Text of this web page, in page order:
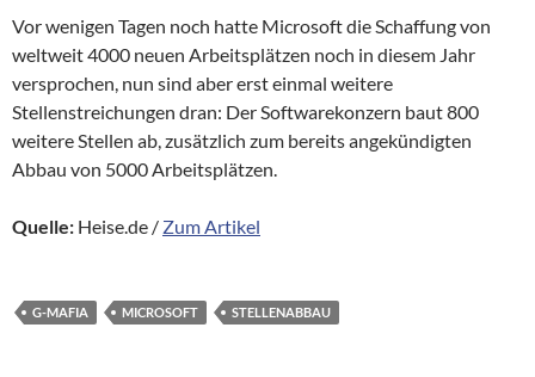
Vor wenigen Tagen noch hatte Microsoft die Schaffung von
weltweit 4000 neuen Arbeitsplätzen noch in diesem Jahr
versprochen, nun sind aber erst einmal weitere
Stellenstreichungen dran: Der Softwarekonzern baut 800
weitere Stellen ab, zusätzlich zum bereits angekündigten
Abbau von 5000 Arbeitsplätzen.
Quelle: Heise.de / Zum Artikel
G-MAFIA MICROSOFT STELLENABBAU